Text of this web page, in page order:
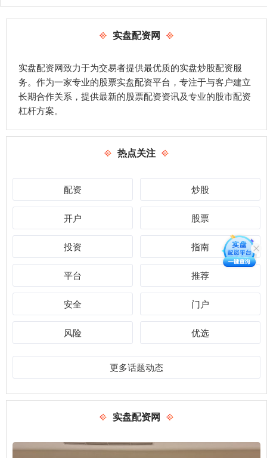
实盘配资网
实盘配资网致力于为交易者提供最优质的实盘炒股配资服
务。作为一家专业的股票实盘配资平台，专注于与客户建立
长期合作关系，提供最新的股票配资资讯及专业的股市配资
杠杆方案。
热点关注
配资 炒股
开户 股票
投资 指南
平台 推荐
安全 门户
风险 优选
更多话题动态
实盘配资网